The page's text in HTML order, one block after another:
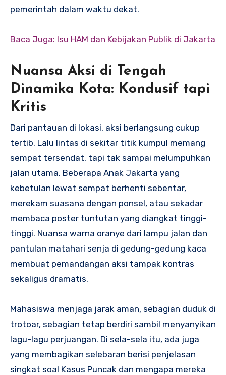
pemerintah dalam waktu dekat.
Baca Juga: Isu HAM dan Kebijakan Publik di Jakarta
Nuansa Aksi di Tengah
Dinamika Kota: Kondusif tapi
Kritis
Dari pantauan di lokasi, aksi berlangsung cukup
tertib. Lalu lintas di sekitar titik kumpul memang
sempat tersendat, tapi tak sampai melumpuhkan
jalan utama. Beberapa Anak Jakarta yang
kebetulan lewat sempat berhenti sebentar,
merekam suasana dengan ponsel, atau sekadar
membaca poster tuntutan yang diangkat tinggi-
tinggi. Nuansa warna oranye dari lampu jalan dan
pantulan matahari senja di gedung-gedung kaca
membuat pemandangan aksi tampak kontras
sekaligus dramatis.
Mahasiswa menjaga jarak aman, sebagian duduk di
trotoar, sebagian tetap berdiri sambil menyanyikan
lagu-lagu perjuangan. Di sela-sela itu, ada juga
yang membagikan selebaran berisi penjelasan
singkat soal Kasus Puncak dan mengapa mereka